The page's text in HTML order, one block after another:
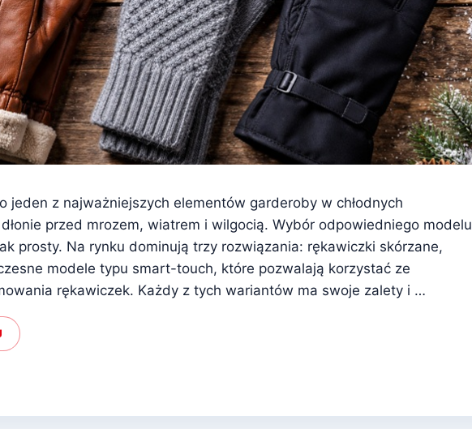
jeden z najważniejszych elementów garderoby w chłodnych
przed mrozem, wiatrem i wilgocią. Wybór odpowiedniego modelu
prosty. Na rynku dominują trzy rozwiązania: rękawiczki skórzane,
modele typu smart-touch, które pozwalają korzystać ze
rękawiczek. Każdy z tych wariantów ma swoje zalety i …